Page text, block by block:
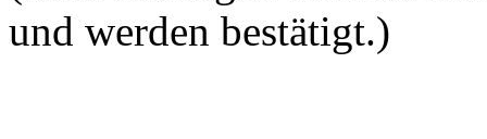
und werden bestätigt.)